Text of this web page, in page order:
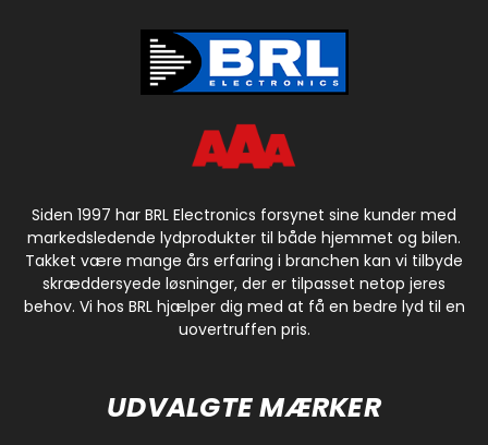
Siden 1997 har BRL Electronics forsynet sine kunder med
markedsledende lydprodukter til både hjemmet og bilen.
Takket være mange års erfaring i branchen kan vi tilbyde
skræddersyede løsninger, der er tilpasset netop jeres
behov. Vi hos BRL hjælper dig med at få en bedre lyd til en
uovertruffen pris.
UDVALGTE MÆRKER